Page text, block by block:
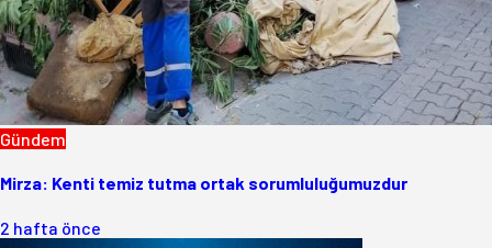
Gündem
Mirza: Kenti temiz tutma ortak sorumluluğumuzdur
2 hafta önce